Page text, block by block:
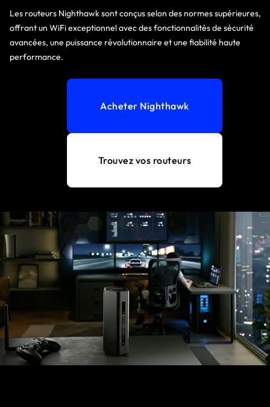
Les routeurs Nighthawk sont conçus selon des normes supérieures,
offrant un WiFi exceptionnel avec des fonctionnalités de sécurité
avancées, une puissance révolutionnaire et une fiabilité haute
performance.
Acheter Nighthawk
Trouvez vos routeurs